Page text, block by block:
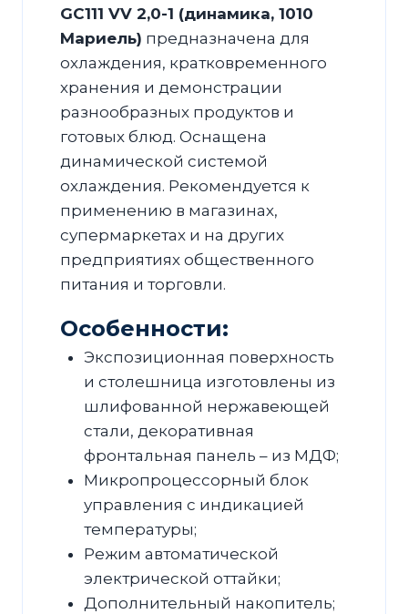
GC111 VV 2,0-1 (динамика, 1010
Мариель) предназначена для
охлаждения, кратковременного
хранения и демонстрации
разнообразных продуктов и
готовых блюд. Оснащена
динамической системой
охлаждения. Рекомендуется к
применению в магазинах,
супермаркетах и на других
предприятиях общественного
питания и торговли.
Особенности:
Экспозиционная поверхность
и столешница изготовлены из
шлифованной нержавеющей
стали, декоративная
фронтальная панель – из МДФ;
Микропроцессорный блок
управления с индикацией
температуры;
Режим автоматической
электрической оттайки;
Дополнительный накопитель;